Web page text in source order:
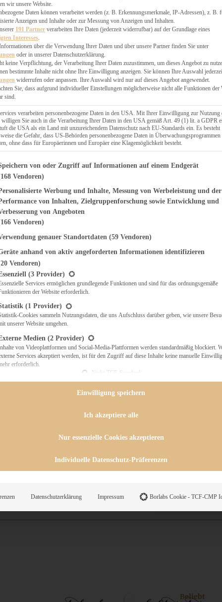
& QUICHES
Beliebt
wir unsere Website.
Daten können verarbeitet werden (z. B. Erkennungsmerkmale, IP-Adressen), z. B.
Anzeigen und Inhalte oder zur Messung von Anzeigen und Inhalten.
191 Partner verarbeiten Ihre Daten (jederzeit widerrufbar) auf der Grundlage eines
Interesses.
über die Verwendung Ihrer Daten und über unsere Partner finden Sie unter
oder in unserer Datenschutzerklärung.
keine Verpflichtung, der Verarbeitung Ihrer Daten zuzustimmen, um dieses Angebot zu
bestimmte Inhalte nicht ohne Ihre Einwilligung anzeigen. Sie können Ihre Auswahl
widerrufen oder anpassen. Ihre Auswahl wird nur auf dieses Angebot angewendet.
Sie, dass aufgrund individueller Einstellungen möglicherweise nicht alle Funktionen der
sind.
verarbeiten personenbezogene Daten in den USA. Mit Ihrer Einwilligung zur Nutzung
willigen Sie auch in die Verarbeitung Ihrer Daten in den USA gemäß Art. 49 (1) lit. a GDPR
die USA als ein Land mit unzureichendem Datenschutz nach EU-Standards ein. Es besteht
die Gefahr, dass US-Behörden personenbezogene Daten in Überwachungsprogrammen
ohne dass für Europäerinnen und Europäer eine Klagemöglichkeit besteht.
finden Sie eine Liste der Zwecke des IAB Transparency and
von oder Zugriff auf Informationen auf einem Endgerät
Vendoren)
Werbung und Inhalte, Messung von Werbeleistung und der
von Inhalten, Zielgruppenforschung sowie Entwicklung und
von Angeboten
Vendoren)
genauer Standortdaten (59 Vendoren)
anhand von aktiv angeforderten Informationen identifizieren
Vendoren)
eine Liste der Service-Gruppen, für die eine Einwilligung erteilt werden
(3 Provider)
Services ermöglichen grundlegende Funktionen und sind für das ordnungsgemäße
der Website erforderlich.
(1 Provider)
Cookies sammeln Nutzungsdaten, die uns Aufschluss darüber geben, wie unsere
unserer Website umgehen.
Medien (2 Provider)
von Videoplattformen und Social-Media-Plattformen werden standardmäßig blockiert.
Services akzeptiert werden, ist für den Zugriff auf diese Inhalte keine manuelle
erforderlich.
Nicht-TCF-Standard
Einwilligung speichern
Ich akzeptiere alle
Nur essenzielle Cookies akzeptieren
Individuelle Datenschutz-Präferenzen
Datenschutzerklärung Impressum Borlabs Cookie - TCF-CMP